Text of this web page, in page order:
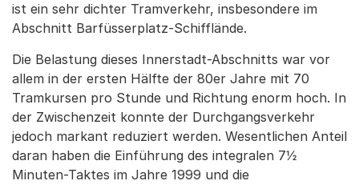
ist ein sehr dichter Tramverkehr, insbesondere im
Abschnitt Barfüsserplatz-Schifflände.
Die Belastung dieses Innerstadt-Abschnitts war vor
allem in der ersten Hälfte der 80er Jahre mit 70
Tramkursen pro Stunde und Richtung enorm hoch. In
der Zwischenzeit konnte der Durchgangsverkehr
jedoch markant reduziert werden. Wesentlichen Anteil
daran haben die Einführung des integralen 7½
Minuten-Taktes im Jahre 1999 und die